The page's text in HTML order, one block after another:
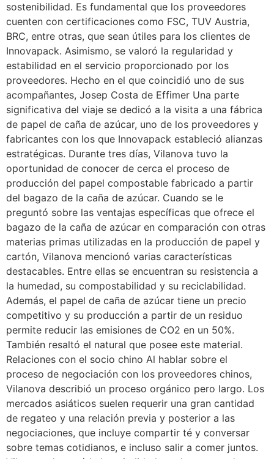
sostenibilidad. Es fundamental que los proveedores
cuenten con certificaciones como FSC, TUV Austria,
BRC, entre otras, que sean útiles para los clientes de
Innovapack. Asimismo, se valoró la regularidad y
estabilidad en el servicio proporcionado por los
proveedores. Hecho en el que coincidió uno de sus
acompañantes, Josep Costa de Effimer Una parte
significativa del viaje se dedicó a la visita a una fábrica
de papel de caña de azúcar, uno de los proveedores y
fabricantes con los que Innovapack estableció alianzas
estratégicas. Durante tres días, Vilanova tuvo la
oportunidad de conocer de cerca el proceso de
producción del papel compostable fabricado a partir
del bagazo de la caña de azúcar. Cuando se le
preguntó sobre las ventajas específicas que ofrece el
bagazo de la caña de azúcar en comparación con otras
materias primas utilizadas en la producción de papel y
cartón, Vilanova mencionó varias características
destacables. Entre ellas se encuentran su resistencia a
la humedad, su compostabilidad y su reciclabilidad.
Además, el papel de caña de azúcar tiene un precio
competitivo y su producción a partir de un residuo
permite reducir las emisiones de CO2 en un 50%.
También resaltó el natural que posee este material.
Relaciones con el socio chino Al hablar sobre el
proceso de negociación con los proveedores chinos,
Vilanova describió un proceso orgánico pero largo. Los
mercados asiáticos suelen requerir una gran cantidad
de regateo y una relación previa y posterior a las
negociaciones, que incluye compartir té y conversar
sobre temas cotidianos, e incluso salir a comer juntos.